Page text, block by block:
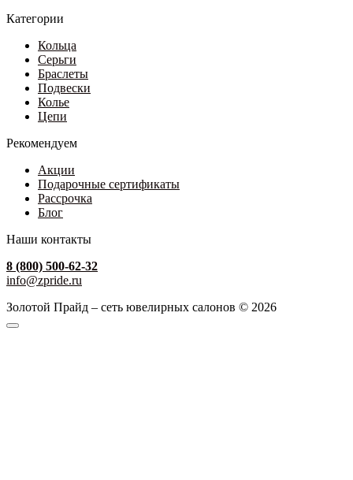
Категории
Кольца
Серьги
Браслеты
Подвески
Колье
Цепи
Рекомендуем
Акции
Подарочные сертификаты
Рассрочка
Блог
Наши контакты
8 (800) 500-62-32
info@zpride.ru
Золотой Прайд – сеть ювелирных салонов © 2026